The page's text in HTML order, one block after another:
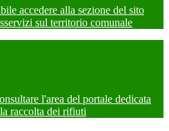
accedere alla sezione del sito
sul territorio comunale
l'area del portale dedicata
raccolta dei rifiuti